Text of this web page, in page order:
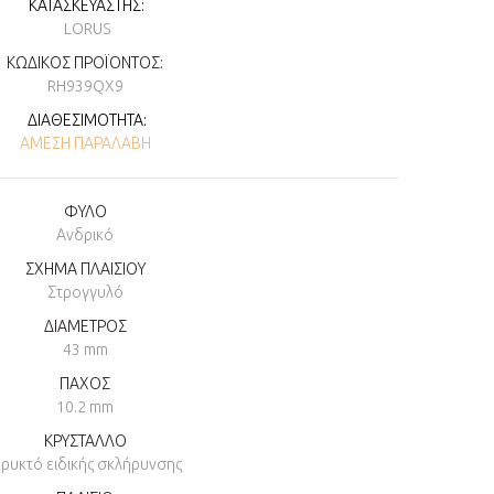
ΚΑΤΑΣΚΕΥΑΣΤΉΣ:
LORUS
ΚΩΔΙΚΌΣ ΠΡΟΪΌΝΤΟΣ:
RH939QX9
ΔΙΑΘΕΣΙΜΌΤΗΤΑ:
ΆΜΕΣΗ ΠΑΡΑΛΑΒΉ
ΦΥΛΟ
Ανδρικό
ΣΧΗΜΑ ΠΛΑΙΣΙΟΥ
Στρογγυλό
ΔΙΑΜΕΤΡΟΣ
43 mm
ΠΑΧΟΣ
10.2 mm
ΚΡΥΣΤΑΛΛΟ
ειδικής σκλήρυνσης